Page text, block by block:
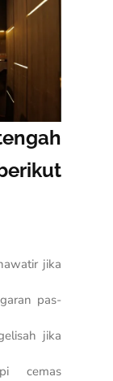
jika
pas-
jika
cemas